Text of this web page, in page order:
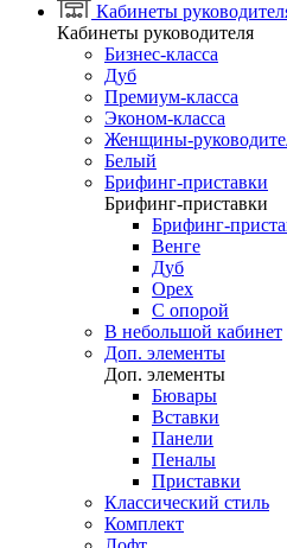
Кабинеты
Кабинеты руководителя
Бизнес-класса
Дуб
Премиум-класса
Эконом-класса
Женщины-
Белый
Брифинг-приставки
Брифинг-приставки
Брифинг-
Венге
Дуб
Орех
С опорой
В небольшой кабинет
Доп. элементы
Доп. элементы
Бювары
Вставки
Панели
Пеналы
Приставки
Классический стиль
Комплект